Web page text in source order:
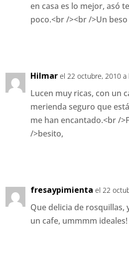
en casa es lo mejor, asó
poco.<br /><br />Un beso
Hilmar el 22 octubre, 2010 a
Lucen muy ricas, con un
merienda seguro que
me han encantado.<br /
/>besito,
fresaypimienta el 22
Que delicia de rosquillas,
un cafe, ummmm